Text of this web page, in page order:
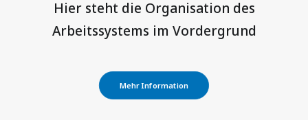
Hier steht die Organisation des
Arbeitssystems im Vordergrund
Mehr Information